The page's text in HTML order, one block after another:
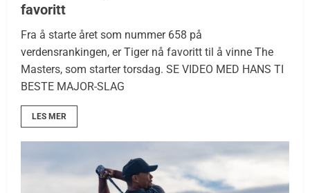
favoritt
Fra å starte året som nummer 658 på
verdensrankingen, er Tiger nå favoritt til å vinne The
Masters, som starter torsdag. SE VIDEO MED HANS TI
BESTE MAJOR-SLAG
LES MER